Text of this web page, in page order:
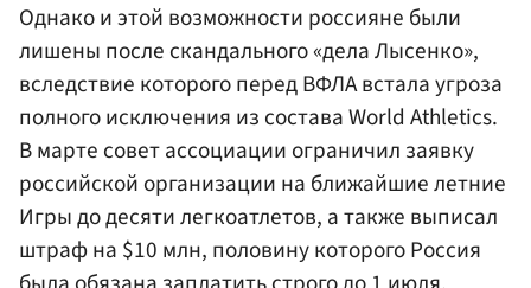
Однако и этой возможности россияне были
лишены после скандального «дела Лысенко»,
вследствие которого перед ВФЛА встала угроза
полного исключения из состава World Athletics.
В марте совет ассоциации ограничил заявку
российской организации на ближайшие летние
Игры до десяти легкоатлетов, а также выписал
штраф на $10 млн, половину которого Россия